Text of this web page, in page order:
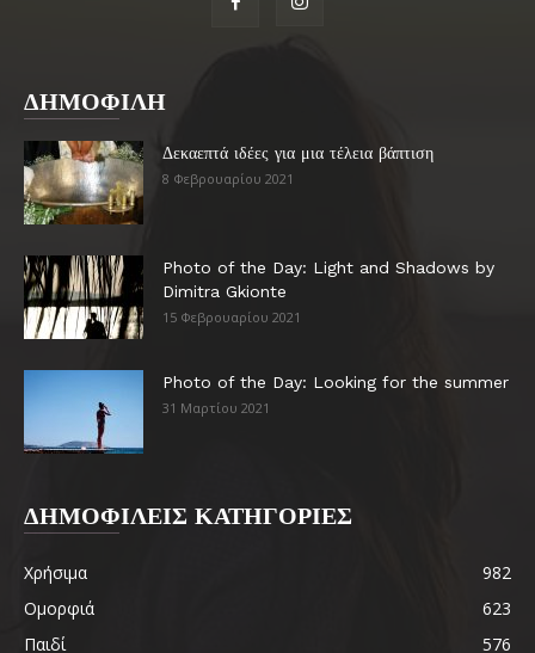
ΔΗΜΟΦΙΛΗ
Δεκαεπτά ιδέες για μια τέλεια βάπτιση
8 Φεβρουαρίου 2021
Photo of the Day: Light and Shadows by
Dimitra Gkionte
15 Φεβρουαρίου 2021
Photo of the Day: Looking for the summer
31 Μαρτίου 2021
ΔΗΜΟΦΙΛΕΙΣ ΚΑΤΗΓΟΡΙΕΣ
Χρήσιμα
982
Ομορφιά
623
Παιδί
576